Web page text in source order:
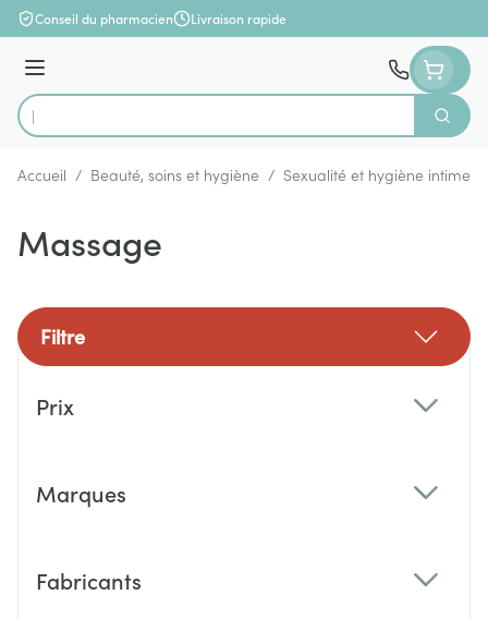
Aller au contenu
Conseil du pharmacien Livraison rapide
Menu
Rechercher
Accueil / Beauté, soins et hygiène / Sexualité et hygiène intime
Massage
Filtre
Prix
Marques
Fabricants